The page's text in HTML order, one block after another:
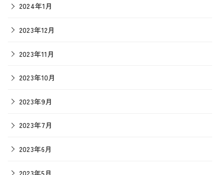
2024年1月
2023年12月
2023年11月
2023年10月
2023年9月
2023年7月
2023年6月
2023年5月